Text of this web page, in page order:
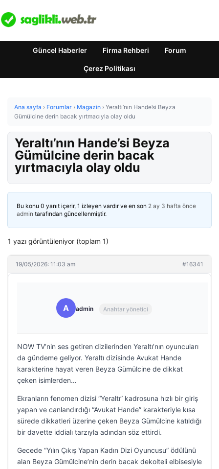
Güncel Haberler Firma Rehberi Forum
Çerez Politikası
Ana sayfa › Forumlar › Magazin › Yeraltı’nın Hande’si Beyza
Gümülcine derin bacak yırtmacıyla olay oldu
Yeraltı’nın Hande’si Beyza
Gümülcine derin bacak
yırtmacıyla olay oldu
Bu konu 0 yanıt içerir, 1 izleyen vardır ve en son 2 ay 3 hafta önce
admin tarafından güncellenmiştir.
1 yazı görüntüleniyor (toplam 1)
19/05/2026: 11:03 am #16341
A admin Anahtar yönetici
NOW TV’nin ses getiren dizilerinden Yeraltı’nın oyuncuları
da gündeme geliyor. Yeraltı dizisinde Avukat Hande
karakterine hayat veren Beyza Gümülcine de dikkat
çeken isimlerden…
Ekranların fenomen dizisi “Yeraltı” kadrosuna hızlı bir giriş
yapan ve canlandırdığı “Avukat Hande” karakteriyle kısa
sürede dikkatleri üzerine çeken Beyza Gümülcine katıldığı
bir davette iddialı tarzıyla adından söz ettirdi.
Gecede “Yılın Çıkış Yapan Kadın Dizi Oyuncusu” ödülünü
alan Beyza Gümülcine’nin derin bacak dekolteli elbisesiyle